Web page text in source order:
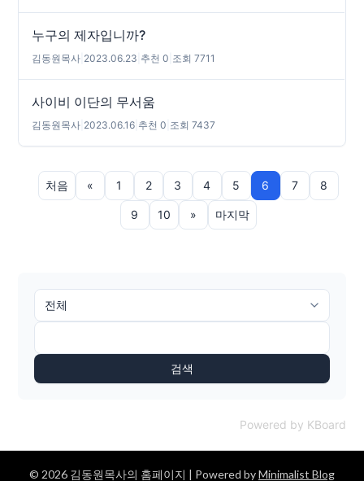
누구의 제자입니까?
김동원목사 2023.06.23 추천 0 조회 7711
사이비 이단의 무서움
김동원목사 2023.06.16 추천 0 조회 7437
처음 « 1 2 3 4 5 6 7 8
9 10 » 마지막
검색
Powered by KBoard
© 2026 김동원목사의 홈페이지 | Powered byMinimalist Blog